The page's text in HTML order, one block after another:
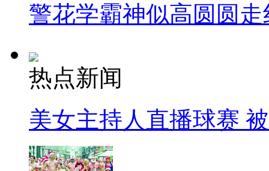
警花学霸神似高圆圆走
热点新闻
美女主持人直播球赛